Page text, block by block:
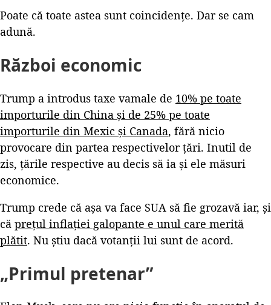
Poate că toate astea sunt coincidențe. Dar se cam
adună.
Război economic
Trump a introdus taxe vamale de 10% pe toate
importurile din China și de 25% pe toate
importurile din Mexic și Canada, fără nicio
provocare din partea respectivelor țări. Inutil de
zis, țările respective au decis să ia și ele măsuri
economice.
Trump crede că așa va face SUA să fie grozavă iar, și
că prețul inflației galopante e unul care merită
plătit. Nu știu dacă votanții lui sunt de acord.
„Primul pretenar”